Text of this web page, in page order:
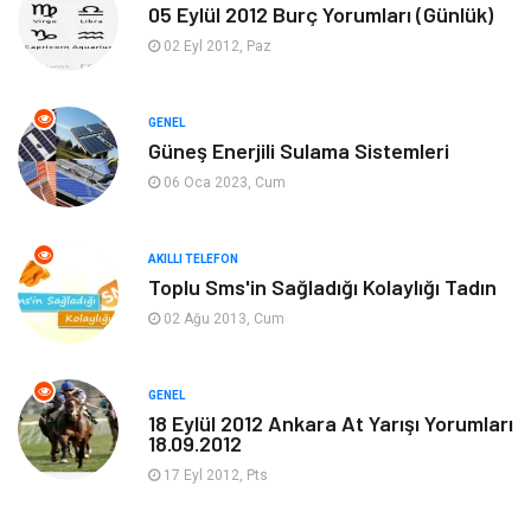
Ekonomi
Elektrik Elektronik
Tanıtıcı Reklam Alışveriş
Dekorasyon Tatil
Makine
Güzellik & Bakım
Organizasyon
05 Eylül 2012 Burç Yorumları (Günlük)
02 Eyl 2012, Paz
GENEL
Güneş Enerjili Sulama Sistemleri
06 Oca 2023, Cum
AKILLI TELEFON
Toplu Sms'in Sağladığı Kolaylığı Tadın
02 Ağu 2013, Cum
GENEL
18 Eylül 2012 Ankara At Yarışı Yorumları
18.09.2012
17 Eyl 2012, Pts